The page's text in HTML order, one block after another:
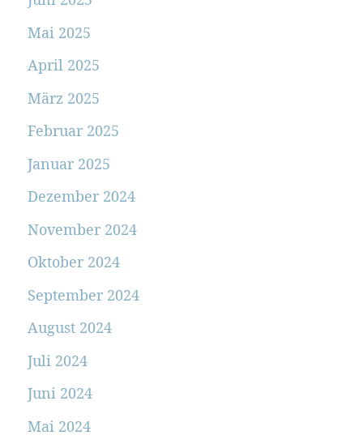
Mai 2025
April 2025
März 2025
Februar 2025
Januar 2025
Dezember 2024
November 2024
Oktober 2024
September 2024
August 2024
Juli 2024
Juni 2024
Mai 2024